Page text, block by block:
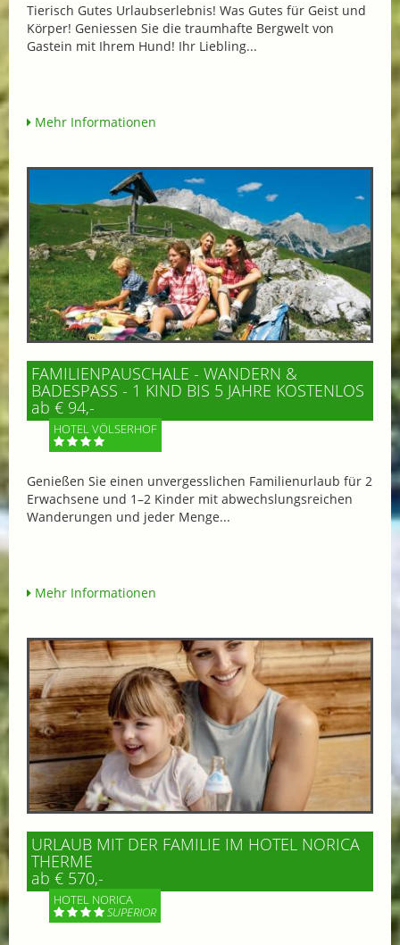
Tierisch Gutes Urlaubserlebnis! Was Gutes für Geist und
Körper! Geniessen Sie die traumhafte Bergwelt von
Gastein mit Ihrem Hund! Ihr Liebling...
Mehr Informationen
FAMILIENPAUSCHALE - WANDERN &
BADESPASS - 1 KIND BIS 5 JAHRE KOSTENLOS
ab € 94,-
HOTEL VÖLSERHOF
Genießen Sie einen unvergesslichen Familienurlaub für 2
Erwachsene und 1–2 Kinder mit abwechslungsreichen
Wanderungen und jeder Menge...
Mehr Informationen
URLAUB MIT DER FAMILIE IM HOTEL NORICA
THERME
ab € 570,-
HOTEL NORICA
SUPERIOR